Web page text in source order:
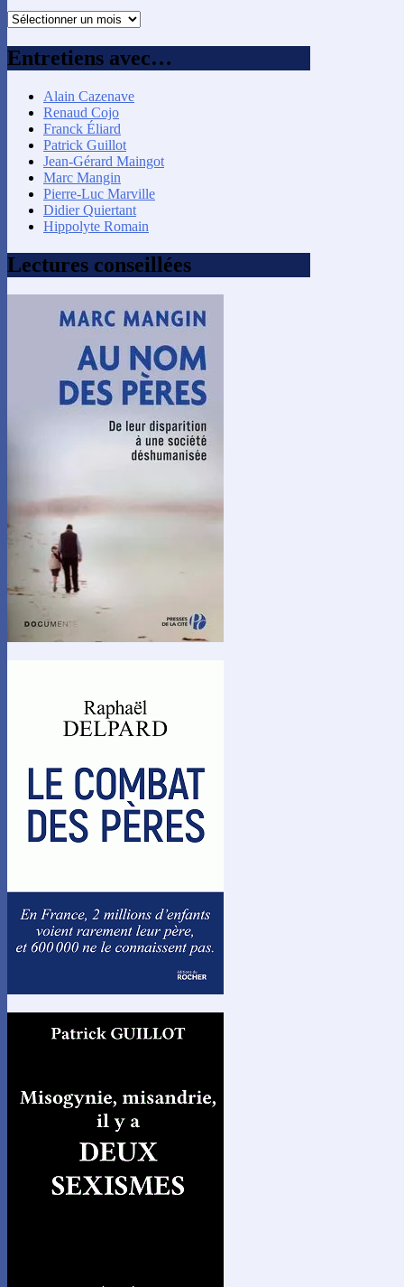
Recherche
mois
Entretiens avec…
Alain Cazenave
Renaud Cojo
Franck Éliard
Patrick Guillot
Jean-Gérard Maingot
Marc Mangin
Pierre-Luc Marville
Didier Quiertant
Hippolyte Romain
Lectures conseillées